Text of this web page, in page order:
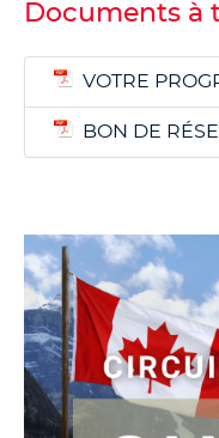
Documents à
VOTRE
BON DE